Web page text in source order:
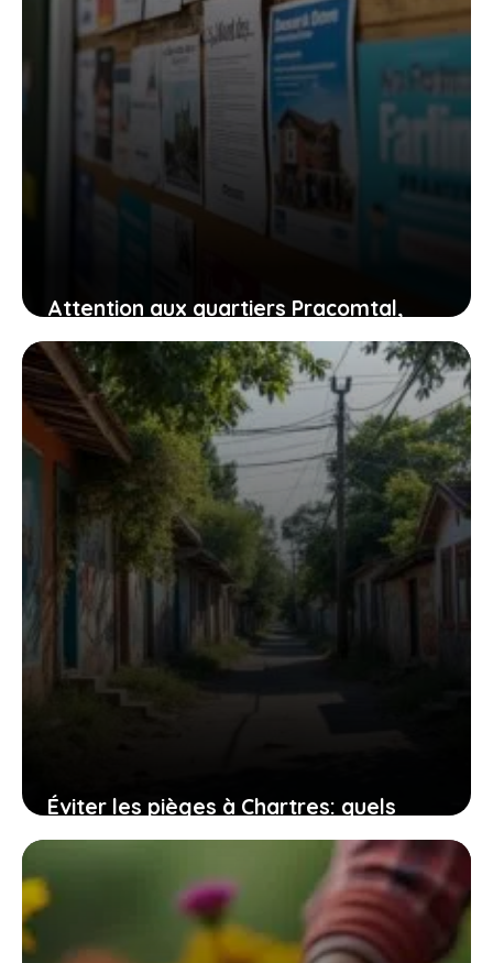
Attention aux quartiers Pracomtal,
ouest et nord à Montélimar : ce que
vous devez savoir
30 juillet 2026
Éviter les pièges à Chartres: quels
quartiers sont à risque pour les
24 juillet 2026